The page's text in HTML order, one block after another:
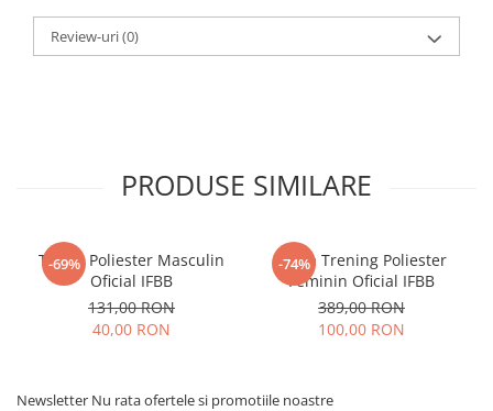
Review-uri(0)
PRODUSE SIMILARE
-69%
Tricou Poliester Masculin
Oficial IFBB
131,00 RON
40,00 RON
-74%
Bluza Trening Poliester
Feminin Oficial IFBB
389,00 RON
100,00 RON
Newsletter Nu rata ofertele si promotiile noastre